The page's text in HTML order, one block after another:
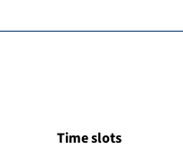
Time slots